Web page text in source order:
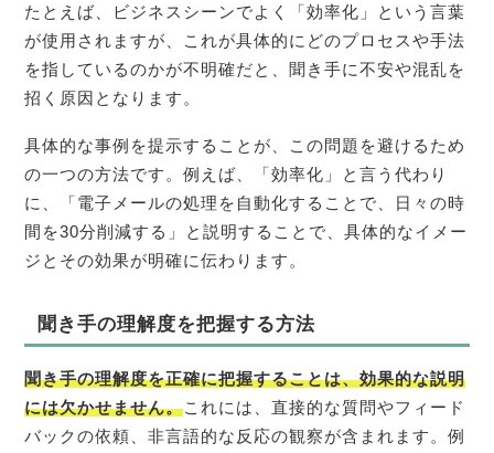
たとえば、ビジネスシーンでよく「効率化」という言葉
が使用されますが、これが具体的にどのプロセスや手法
を指しているのかが不明確だと、聞き手に不安や混乱を
招く原因となります。
具体的な事例を提示することが、この問題を避けるため
の一つの方法です。例えば、「効率化」と言う代わり
に、「電子メールの処理を自動化することで、日々の時
間を30分削減する」と説明することで、具体的なイメー
ジとその効果が明確に伝わります。
聞き手の理解度を把握する方法
聞き手の理解度を正確に把握することは、効果的な説明
には欠かせません。これには、直接的な質問やフィード
バックの依頼、非言語的な反応の観察が含まれます。例